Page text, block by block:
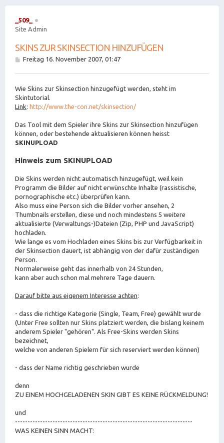
_509_
Site Admin
SKINS ZUR SKINSECTION HINZUFÜGEN
B
r
a
g
Freitag 16. November 2007, 01:47
Wie Skins zur Skinsection hinzugefügt werden, steht im
Skintutorial.
Link: http://www.the-con.net/skinsection/
Das Tool mit dem Spieler ihre Skins zur Skinsection hinzufügen
können, oder bestehende aktualisieren können heisst
SKINUPLOAD
Hinweis zum SKINUPLOAD
Die Skins werden nicht automatisch hinzugefügt, weil kein
Programm die Bilder auf nicht erwünschte Inhalte (rassistische,
pornographische etc.) überprüfen kann.
Also muss eine Person sich die Bilder vorher ansehen, 2
Thumbnails erstellen, diese und noch mindestens 5 weitere
aktualisierte (Verwaltungs-)Dateien (Zip, PHP und JavaScript)
hochladen.
Wie lange es vom Hochladen eines Skins bis zur Verfügbarkeit in
der Skinsection dauert, ist abhängig von der dafür zuständigen
Person.
Normalerweise geht das innerhalb von 24 Stunden,
kann aber auch schon mal mehrere Tage dauern.
Darauf bitte aus eigenem Interesse achten:
- dass die richtige Kategorie (Single, Team, Free) gewählt wurde
(Unter Free sollten nur Skins platziert werden, die bislang keinem
anderem Spieler "gehören". Als Free-Skins werden Skins
bezeichnet,
welche von anderen Spielern für sich reserviert werden können)
- dass der Name richtig geschrieben wurde
denn
ZU EINEM HOCHGELADENEN SKIN GIBT ES KEINE RÜCKMELDUNG!
und
-----------------------------------------------------------------------
WAS KEINEN SINN MACHT: